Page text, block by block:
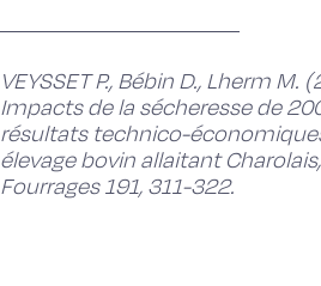
VEYSSET P., Bébin D., Lherm M.
Impacts de la sécheresse de
résultats technico-
élevage bovin allaitant Charolais,
Fourrages 191, 311-322.